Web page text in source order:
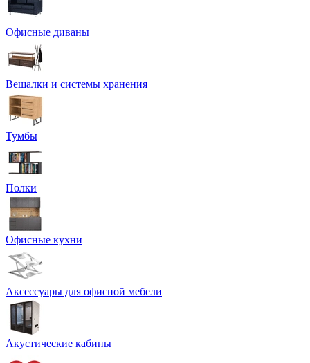
Офисные диваны
Вешалки и системы хранения
Тумбы
Полки
Офисные кухни
Аксессуары для офисной мебели
Акустические кабины